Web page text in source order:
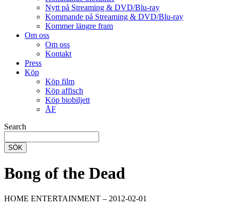
Nytt på Streaming & DVD/Blu-ray
Kommande på Streaming & DVD/Blu-ray
Kommer längre fram
Om oss
Om oss
Kontakt
Press
Köp
Köp film
Köp affisch
Köp biobiljett
ÅF
Search
SÖK
Bong of the Dead
HOME ENTERTAINMENT – 2012-02-01